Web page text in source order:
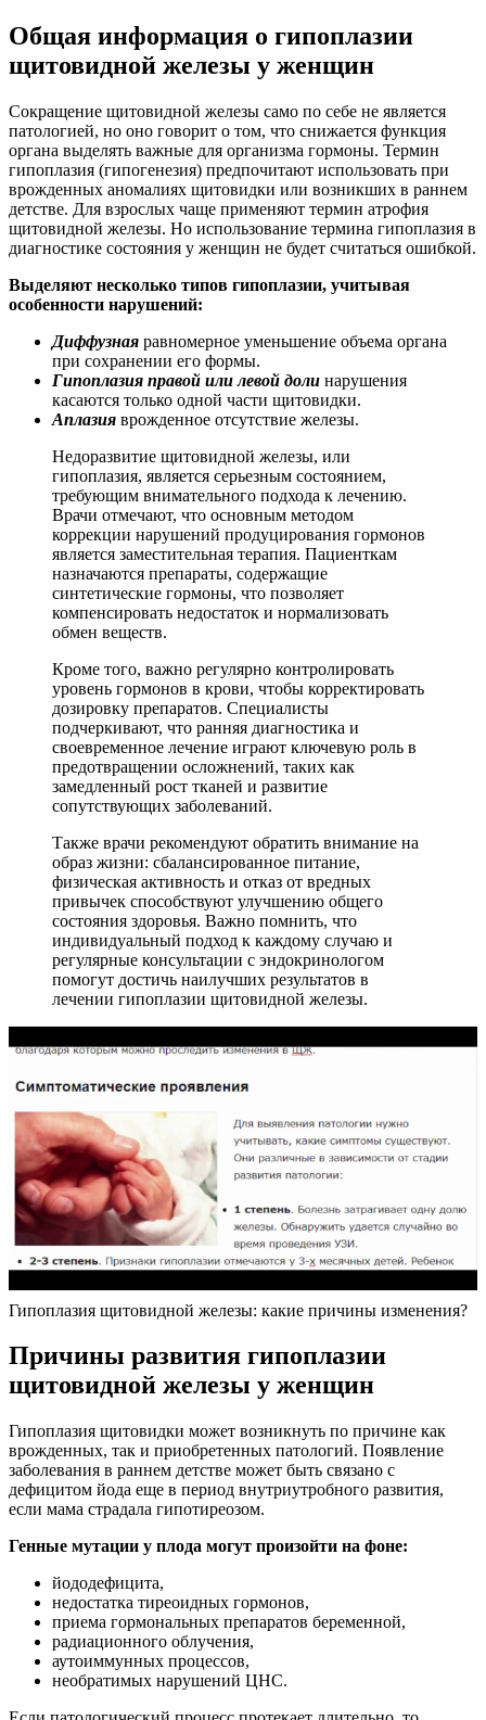
Общая информация о гипоплазии
щитовидной железы у женщин
Сокращение щитовидной железы само по себе не является
патологией, но оно говорит о том, что снижается функция
органа выделять важные для организма гормоны. Термин
гипоплазия (гипогенезия) предпочитают использовать при
врожденных аномалиях щитовидки или возникших в раннем
детстве. Для взрослых чаще применяют термин атрофия
щитовидной железы. Но использование термина гипоплазия в
диагностике состояния у женщин не будет считаться ошибкой.
Выделяют несколько типов гипоплазии, учитывая
особенности нарушений:
Диффузная равномерное уменьшение объема органа
при сохранении его формы.
Гипоплазия правой или левой доли нарушения
касаются только одной части щитовидки.
Аплазия врожденное отсутствие железы.
Недоразвитие щитовидной железы, или
гипоплазия, является серьезным состоянием,
требующим внимательного подхода к лечению.
Врачи отмечают, что основным методом
коррекции нарушений продуцирования гормонов
является заместительная терапия. Пациенткам
назначаются препараты, содержащие
синтетические гормоны, что позволяет
компенсировать недостаток и нормализовать
обмен веществ.
Кроме того, важно регулярно контролировать
уровень гормонов в крови, чтобы корректировать
дозировку препаратов. Специалисты
подчеркивают, что ранняя диагностика и
своевременное лечение играют ключевую роль в
предотвращении осложнений, таких как
замедленный рост тканей и развитие
сопутствующих заболеваний.
Также врачи рекомендуют обратить внимание на
образ жизни: сбалансированное питание,
физическая активность и отказ от вредных
привычек способствуют улучшению общего
состояния здоровья. Важно помнить, что
индивидуальный подход к каждому случаю и
регулярные консультации с эндокринологом
помогут достичь наилучших результатов в
лечении гипоплазии щитовидной железы.
Гипоплазия щитовидной железы: какие причины изменения?
Причины развития гипоплазии
щитовидной железы у женщин
Гипоплазия щитовидки может возникнуть по причине как
врожденных, так и приобретенных патологий. Появление
заболевания в раннем детстве может быть связано с
дефицитом йода еще в период внутриутробного развития,
если мама страдала гипотиреозом.
Генные мутации у плода могут произойти на фоне:
йододефицита,
недостатка тиреоидных гормонов,
приема гормональных препаратов беременной,
радиационного облучения,
аутоиммунных процессов,
необратимых нарушений ЦНС.